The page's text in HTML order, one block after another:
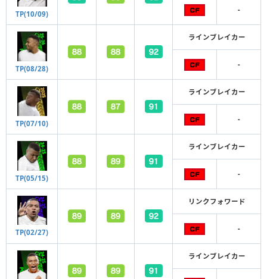
TP(10/09) -
TP(08/28)
ラインブレイカー
-
TP(07/10)
ラインブレイカー
-
TP(05/15)
ラインブレイカー
-
TP(02/27)
リンクフォワード
-
ラインブレイカー